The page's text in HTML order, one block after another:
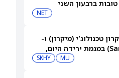
ברבעון השני
מורגן סטנלי אומרתNET
טכנולוג'י (מיקרון) ו-
SanDisk (SNDK) במגמת ירידה היום,
MU
SKHY